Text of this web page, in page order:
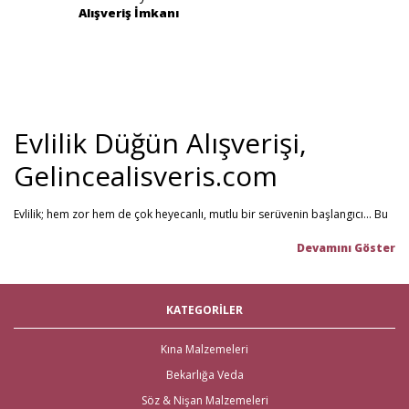
Alışveriş İmkanı
Evlilik Düğün Alışverişi,
Gelincealisveris.com
Evlilik; hem zor hem de çok heyecanlı, mutlu bir serüvenin başlangıcı... Bu
Gelince Alışveriş; 2013 senesinden beri hizmet veren ve müşteri
gelin hamamı,bekarlığa veda partisi
malzemelerigibi ürünleri tek bir mağaza üzerinden en iyi fiyat ile satın
alabilirsiniz. Bu stresli süreçte mağaza mağaza dolaşmak yerine, Gelince
malzemelerini en hızlı teslimat ile en iyi fiyat ve kaliteli ürün seçenekleri ile
KATEGORİLER
Kına Malzemeleri
Bekarlığa Veda
Söz & Nişan Malzemeleri